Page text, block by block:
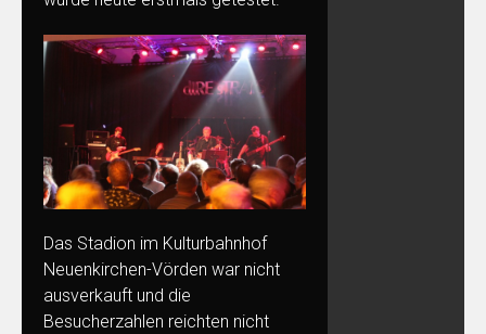
Das Stadion im Kulturbahnhof
Neuenkirchen-Vörden war nicht
ausverkauft und die
Besucherzahlen reichten nicht